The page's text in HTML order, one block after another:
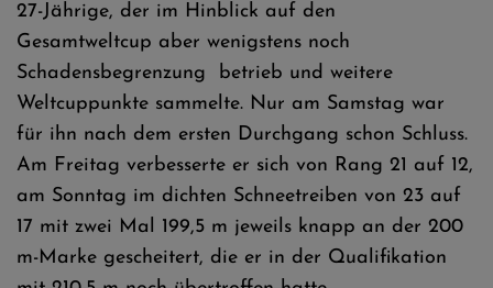
27-Jährige, der im Hinblick auf den
Gesamtweltcup aber wenigstens noch
Schadensbegrenzung betrieb und weitere
Weltcuppunkte sammelte. Nur am Samstag war
für ihn nach dem ersten Durchgang schon Schluss.
Am Freitag verbesserte er sich von Rang 21 auf 12,
am Sonntag im dichten Schneetreiben von 23 auf
17 mit zwei Mal 199,5 m jeweils knapp an der 200
m-Marke gescheitert, die er in der Qualifikation